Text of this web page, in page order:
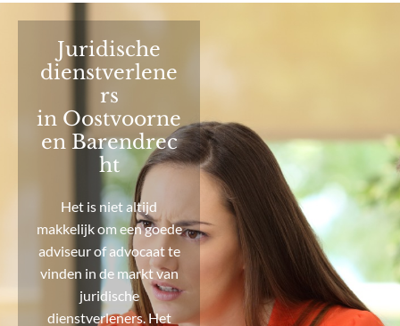
Juridische
dienstverlene
rs
in Oostvoorne
en Barendrec
ht
Het is niet altijd
makkelijk om een goede
adviseur of advocaat te
vinden in de markt van
juridische
dienstverleners. Het